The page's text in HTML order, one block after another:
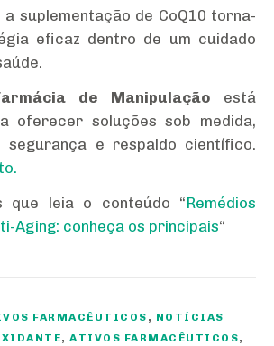
a suplementação de CoQ10 torna-
eficaz dentro de um cuidado
de Manipulaçãoestá
oferecer soluções sob medida,
segurança e respaldo científico.
que leia o conteúdo “Remédios
Aging: conheça os principais“
FARMACÊUTICOS , NOTÍCIAS
, ATIVOS FARMACÊUTICOS,